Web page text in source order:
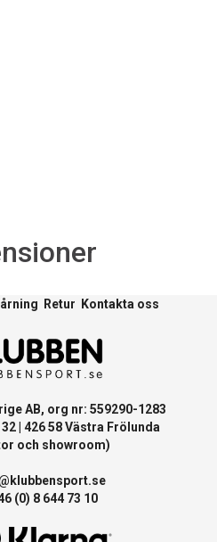
Retur Kontakta oss
AB, org nr: 559290-1283
| 426 58 Västra Frölunda
och showroom)
(0) 8 644 73 10